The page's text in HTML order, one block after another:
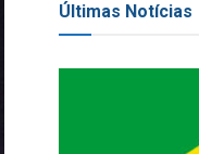
Últimas Notícias